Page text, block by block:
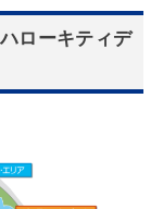
ローキティデ